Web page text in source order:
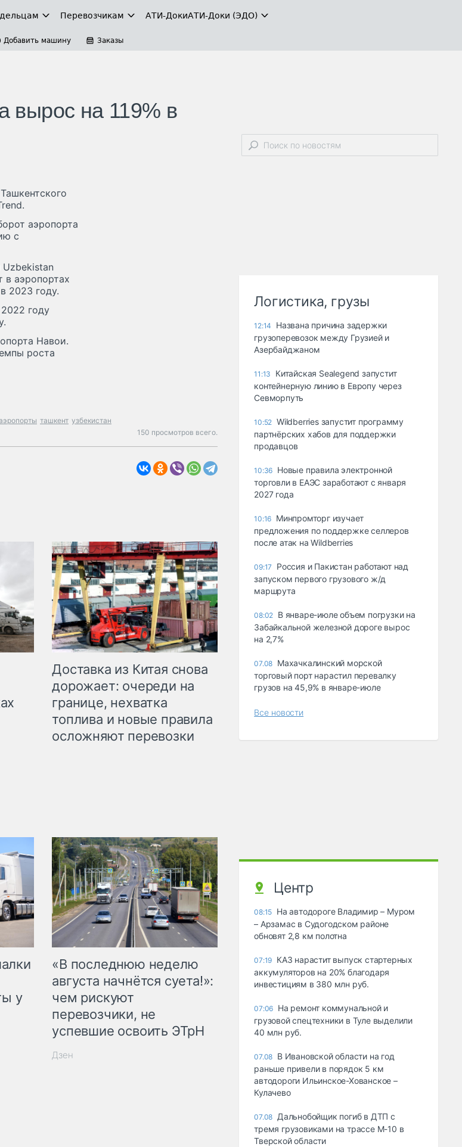
Перевозчикам АТИ-ДокиАТИ-Доки (ЭДО)
Добавить машину Заказы
вырос на 119% в
аэропорта
с
в аэропортах
2023 году.
году
Навои.
роста
ташкент узбекистан
150 просмотров всего.
Доставка из Китая снова
дорожает: очереди на
границе, нехватка
топлива и новые правила
осложняют перевозки
у
«В последнюю неделю
августа начнётся суета!»:
чем рискуют
перевозчики, не
успевшие освоить ЭТрН
Дзен
Логистика, грузы
12:14
Названа причина задержки
грузоперевозок между Грузией и
Азербайджаном
11:13
Китайская Sealegend запустит
контейнерную линию в Европу через
Севморпуть
10:52 Wildberries запустит программу
партнёрских хабов для поддержки
продавцов
10:36 Новые правила электронной
торговли в ЕАЭС заработают с января
2027 года
10:16 Минпромторг изучает
предложения по поддержке селлеров
после атак на Wildberries
09:17
Россия и Пакистан работают над
запуском первого грузового ж/д
маршрута
08:02 В январе-июле объем погрузки на
Забайкальной железной дороге вырос
на 2,7%
07.08 Махачкалинский морской
торговый порт нарастил перевалку
грузов на 45,9% в январе-июле
Все новости
Центр
08:15 На автодороге Владимир – Муром
– Арзамас в Судогодском районе
обновят 2,8 км полотна
07:19 КАЗ нарастит выпуск стартерных
аккумуляторов на 20% благодаря
инвестициям в 380 млн руб.
07:06 На ремонт коммунальной и
грузовой спецтехники в Туле выделили
40 млн руб.
07.08 В Ивановской области на год
раньше привели в порядок 5 км
автодороги Ильинское-Хованское –
Кулачево
07.08 Дальнобойщик погиб в ДТП с
тремя грузовиками на трассе М-10 в
Тверской области